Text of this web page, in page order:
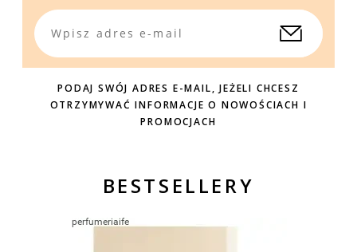
PODAJ SWÓJ ADRES E-MAIL, JEŻELI CHCESZ
OTRZYMYWAĆ INFORMACJE O NOWOŚCIACH I
PROMOCJACH
BESTSELLERY